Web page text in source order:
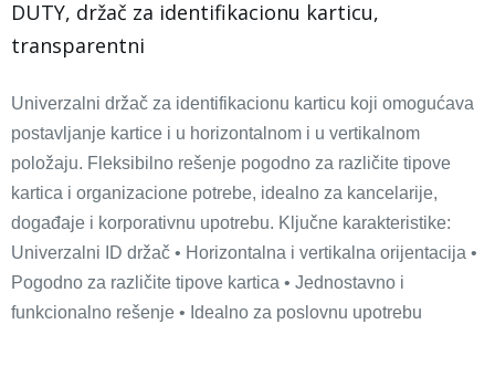
DUTY, držač za identifikacionu karticu,
transparentni
Univerzalni držač za identifikacionu karticu koji omogućava
postavljanje kartice i u horizontalnom i u vertikalnom
položaju. Fleksibilno rešenje pogodno za različite tipove
kartica i organizacione potrebe, idealno za kancelarije,
događaje i korporativnu upotrebu. Ključne karakteristike:
Univerzalni ID držač • Horizontalna i vertikalna orijentacija •
Pogodno za različite tipove kartica • Jednostavno i
funkcionalno rešenje • Idealno za poslovnu upotrebu